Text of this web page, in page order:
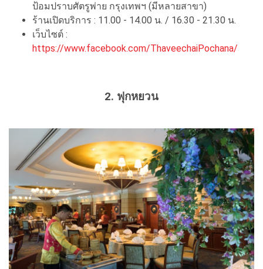
ป้อมปราบศัตรูพ่าย กรุงเทพฯ (มีหลายสาขา)
ร้านเปิดบริการ : 11.00 - 14.00 น. / 16.30 - 21.30 น.
เว็บไซต์ :
https://www.facebook.com/ThaveechaiPochana/
2. ฟุกหยวน